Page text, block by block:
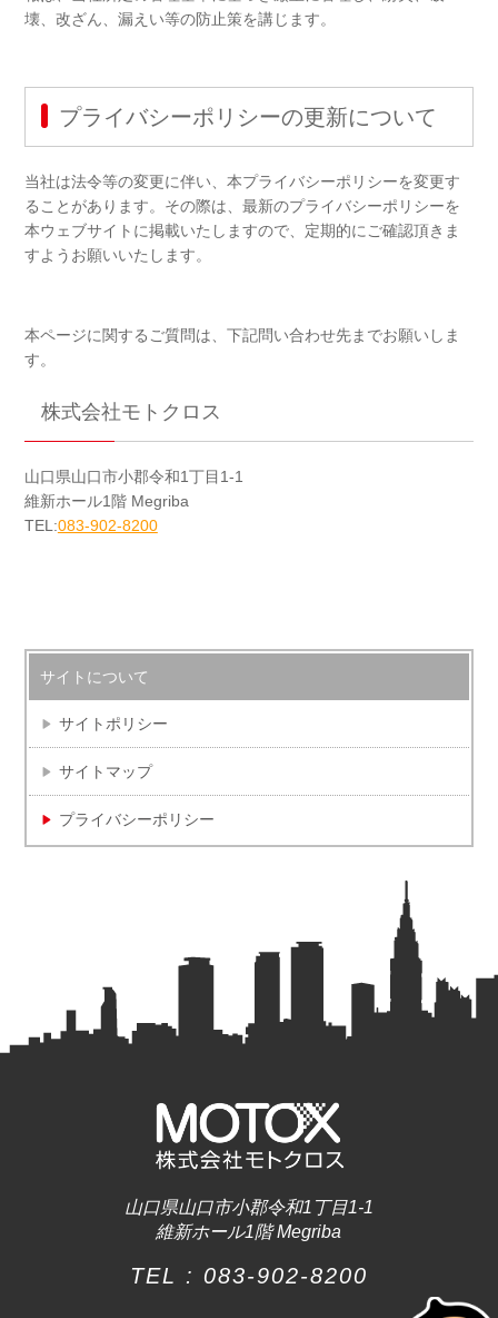
壊、改ざん、漏えい等の防止策を講じます。
プライバシーポリシーの更新について
当社は法令等の変更に伴い、本プライバシーポリシーを変更す
ることがあります。その際は、最新のプライバシーポリシーを
本ウェブサイトに掲載いたしますので、定期的にご確認頂きま
すようお願いいたします。
本ページに関するご質問は、下記問い合わせ先までお願いしま
す。
株式会社モトクロス
山口県山口市小郡令和1丁目1-1
維新ホール1階 Megriba
TEL:083-902-8200
サイトについて
サイトポリシー
サイトマップ
プライバシーポリシー
山口県山口市小郡令和1丁目1-1
維新ホール1階 Megriba
TEL : 083-902-8200